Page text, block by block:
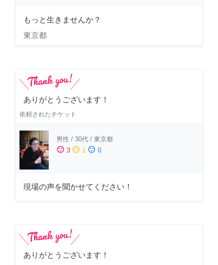
もっと生きませんか？
東京都
ありがとうございます！
依頼されたチケット
男性 / 30代 / 東京都
sentiment_satisfied 3 sentiment_neutral 1 sentiment_dissatisfied 0
現場の声を聞かせてください！
ありがとうございます！